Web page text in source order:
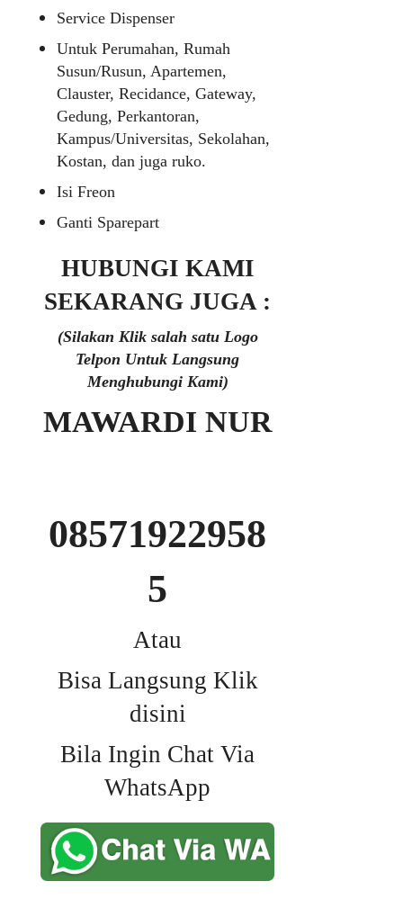
Service Dispenser
Untuk Perumahan, Rumah
Susun/Rusun, Apartemen,
Clauster, Recidance, Gateway,
Gedung, Perkantoran,
Kampus/Universitas, Sekolahan,
Kostan, dan juga ruko.
Isi Freon
Ganti Sparepart
HUBUNGI KAMI
SEKARANG JUGA :
(Silakan Klik salah satu Logo
Telpon Untuk Langsung
Menghubungi Kami)
MAWARDI NUR
08571922958
5
Atau
Bisa Langsung Klik
disini
Bila Ingin Chat Via
WhatsApp